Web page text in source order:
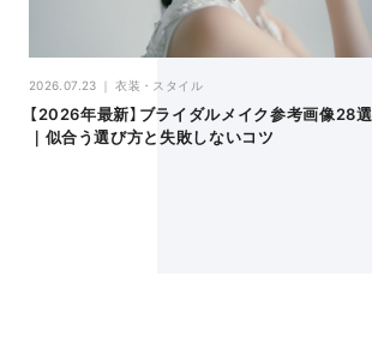
2026.07.23 衣装・スタイル
【2026年最新】ブライダルメイク参考画像28選
｜似合う選び方と失敗しないコツ